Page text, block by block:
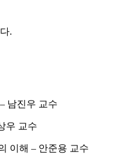
.
남진우 교수
우 교수
이해 – 안준용 교수